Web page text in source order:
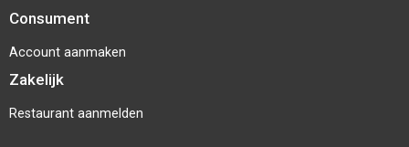
Consument
Account aanmaken
Zakelijk
Restaurant aanmelden